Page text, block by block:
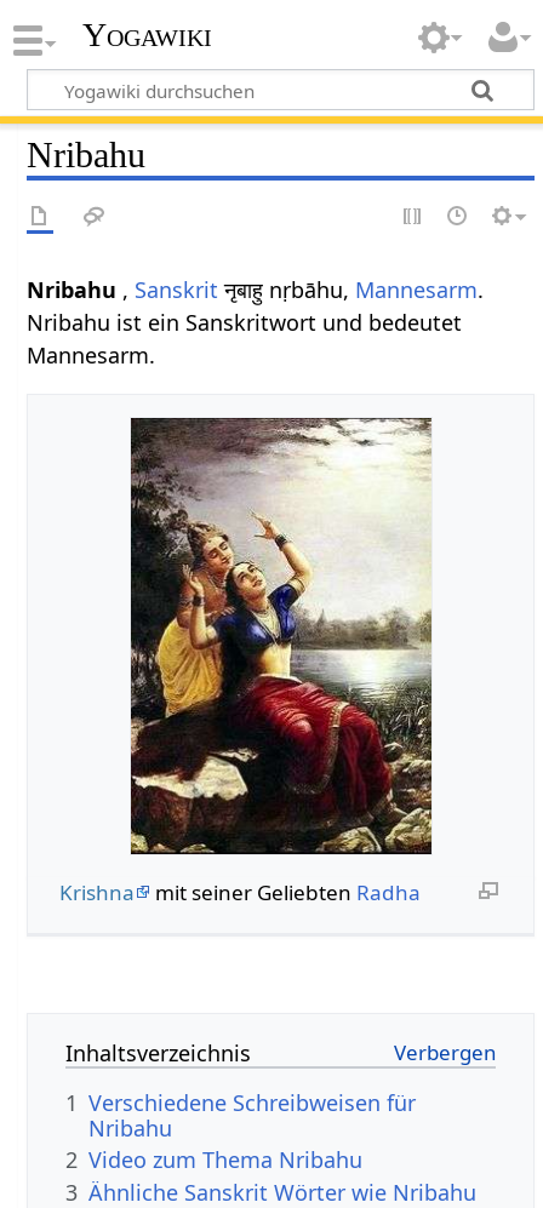
Yogawiki
Nribahu
Nribahu , Sanskrit नृबाहु nṛbāhu, Mannesarm.
Nribahu ist ein Sanskritwort und bedeutet
Mannesarm.
Krishna mit seiner Geliebten Radha
Inhaltsverzeichnis
1 Verschiedene Schreibweisen für
Nribahu
2 Video zum Thema Nribahu
3 Ähnliche Sanskrit Wörter wie Nribahu